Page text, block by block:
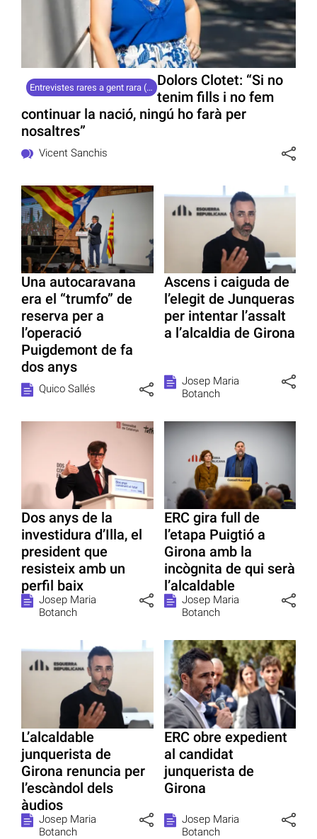
Entrevistes rares a gent rara (54) Dolors Clotet: “Si no
tenim fills i no fem
continuar la nació, ningú ho farà per
nosaltres”
Vicent Sanchis
Una autocaravana
era el “trumfo” de
reserva per a
l’operació
Puigdemont de fa
dos anys
Quico Sallés
Ascens i caiguda de
l’elegit de Junqueras
per intentar l’assalt
a l’alcaldia de Girona
Josep Maria
Botanch
Dos anys de la
investidura d’Illa, el
president que
resisteix amb un
perfil baix
Josep Maria
Botanch
ERC gira full de
l’etapa Puigtió a
Girona amb la
incògnita de qui serà
l’alcaldable
Josep Maria
Botanch
L’alcaldable
junquerista de
Girona renuncia per
l’escàndol dels
àudios
Josep Maria
Botanch
ERC obre expedient
al candidat
junquerista de
Girona
Josep Maria
Botanch